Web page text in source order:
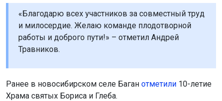
«Благодарю всех участников за совместный труд
и милосердие. Желаю команде плодотворной
работы и доброго пути!» – отметил Андрей
Травников.
Ранее в новосибирском селе Баган отметили 10-летие
Храма святых Бориса и Глеба.